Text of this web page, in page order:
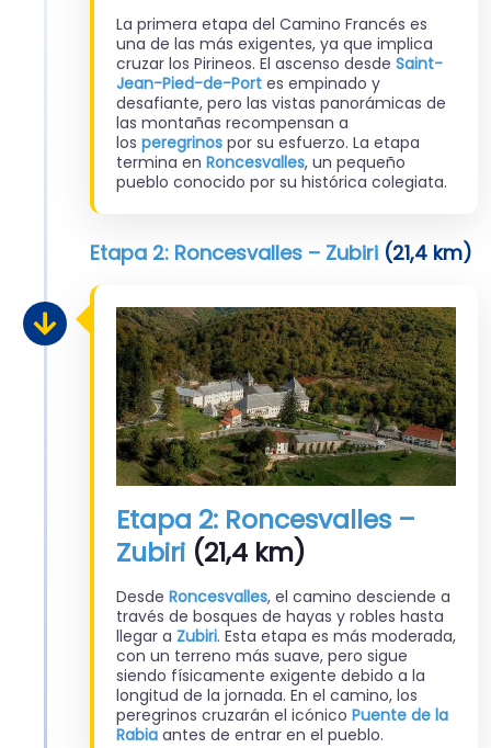
La primera etapa del Camino Francés es
una de las más exigentes, ya que implica
cruzar los Pirineos. El ascenso desde Saint-
Jean-Pied-de-Port es empinado y
desafiante, pero las vistas panorámicas de
las montañas recompensan a
los peregrinos por su esfuerzo. La etapa
termina en Roncesvalles, un pequeño
pueblo conocido por su histórica colegiata.
Etapa 2: Roncesvalles – Zubiri (21,4 km)
Etapa 2: Roncesvalles –
Zubiri (21,4 km)
Desde Roncesvalles, el camino desciende a
través de bosques de hayas y robles hasta
llegar a Zubiri. Esta etapa es más moderada,
con un terreno más suave, pero sigue
siendo físicamente exigente debido a la
longitud de la jornada. En el camino, los
peregrinos cruzarán el icónico Puente de la
Rabia antes de entrar en el pueblo.